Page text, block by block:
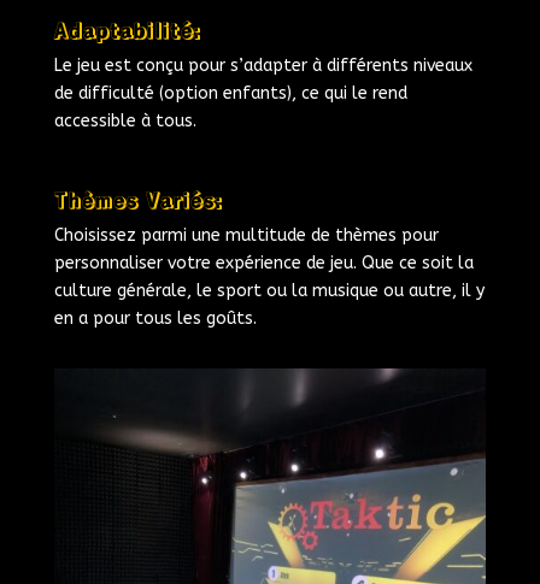
Adaptabilité:
Le jeu est conçu pour s’adapter à différents niveaux
de difficulté (option enfants), ce qui le rend
accessible à tous.
Thèmes Variés:
Choisissez parmi une multitude de thèmes pour
personnaliser votre expérience de jeu. Que ce soit la
culture générale, le sport ou la musique ou autre, il y
en a pour tous les goûts.